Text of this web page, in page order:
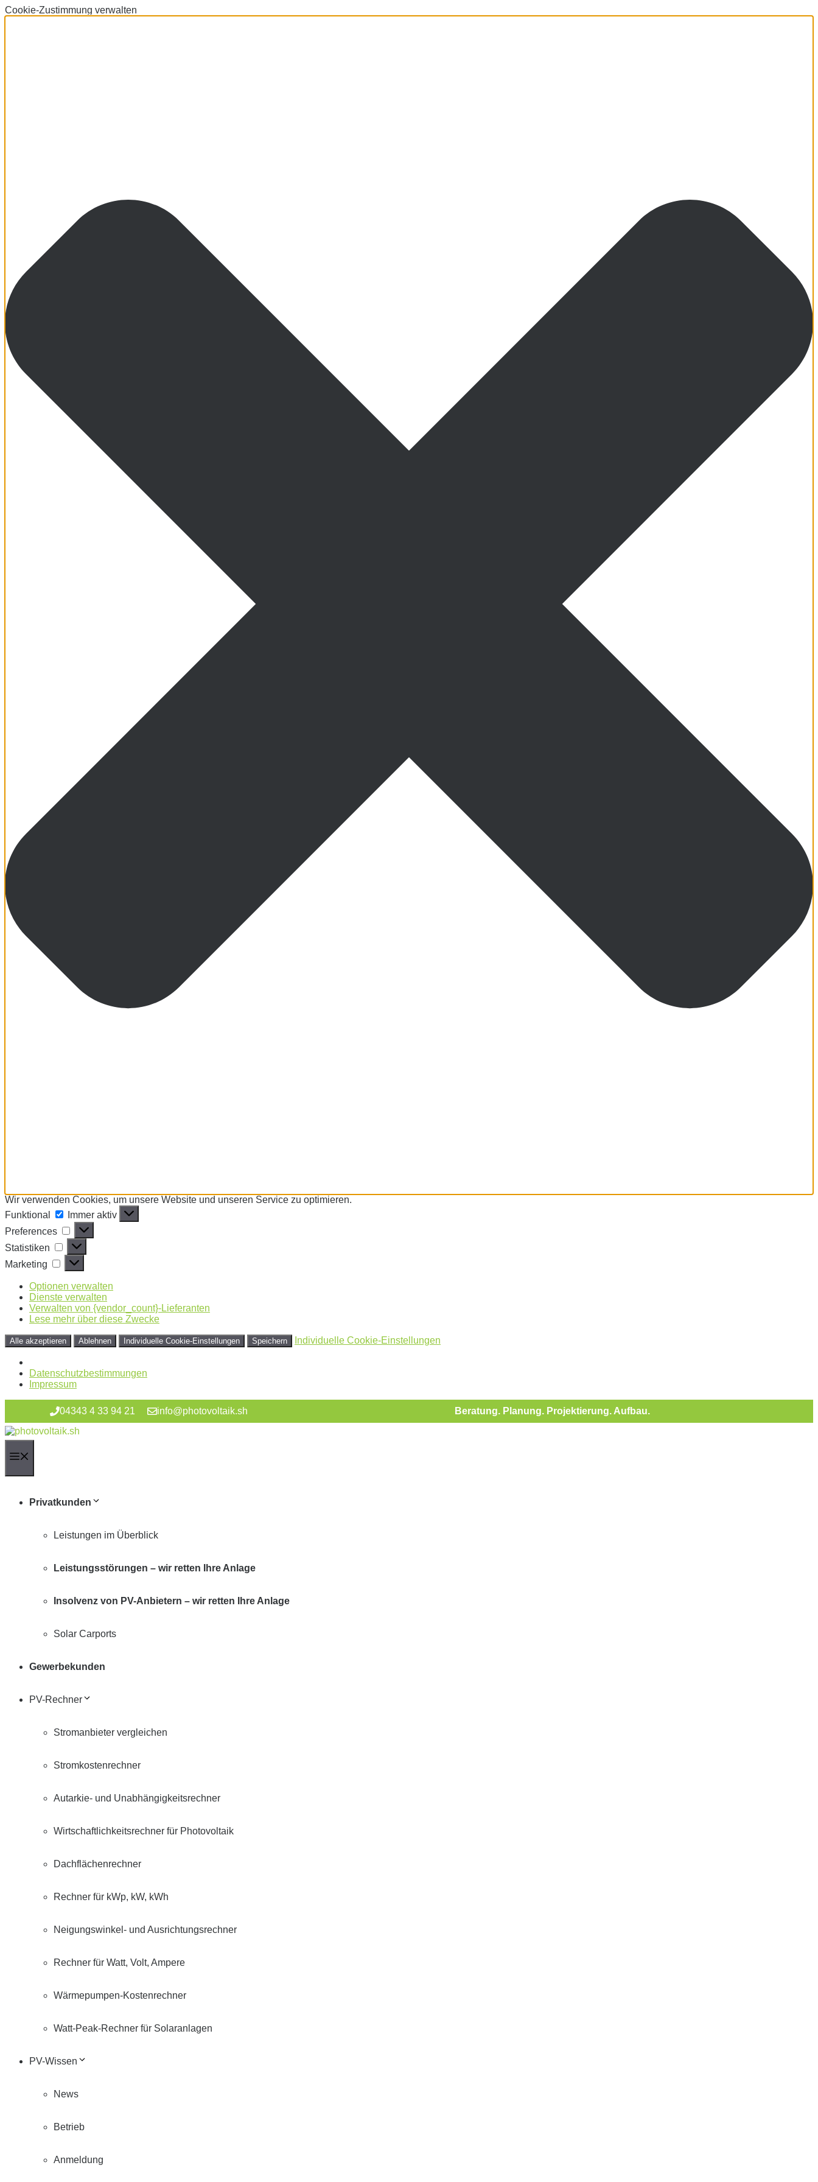
Cookie-Zustimmung verwalten
Wir verwenden Cookies, um unsere Website und unseren Service zu optimieren.
Funktional
Funktional
Immer aktiv
Preferences
Preferences
Statistiken Statistiken
Marketing Marketing
Optionen verwalten
Dienste verwalten
Verwalten von {vendor_count}-Lieferanten
Lese mehr über diese Zwecke
Alle akzeptieren Ablehnen Individuelle Cookie-Einstellungen Speichern Individuelle Cookie-Einstellungen
Datenschutzbestimmungen
Impressum
springen
04343 4 33 94 21 info@photovoltaik.sh Beratung. Planung. Projektierung. Aufbau.
Privatkunden
Leistungen im Überblick
Leistungsstörungen – wir retten Ihre Anlage
Insolvenz von PV-Anbietern – wir retten Ihre Anlage
Solar Carports
Gewerbekunden
PV-Rechner
Stromanbieter vergleichen
Stromkostenrechner
Autarkie- und Unabhängigkeitsrechner
Wirtschaftlichkeitsrechner für Photovoltaik
Dachflächenrechner
Rechner für kWp, kW, kWh
Neigungswinkel- und Ausrichtungsrechner
Rechner für Watt, Volt, Ampere
Wärmepumpen-Kostenrechner
Watt-Peak-Rechner für Solaranlagen
PV-Wissen
News
Betrieb
Anmeldung